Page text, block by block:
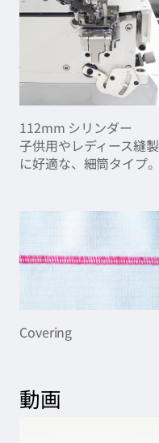
112mm シリンダー
子供用やレディース縫製
に好適な、細筒タイプ。
Covering
動画